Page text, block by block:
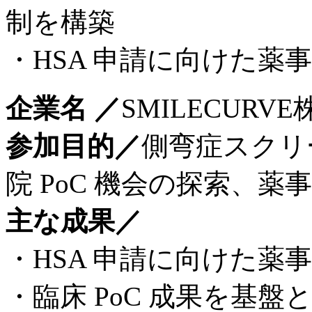
制を構築
・HSA 申請に向けた薬
企業名 ／SMILECURVE
参加目的／側弯症スク
院 PoC 機会の探索、薬
主な成果／
・HSA 申請に向けた薬
・臨床 PoC 成果を基盤